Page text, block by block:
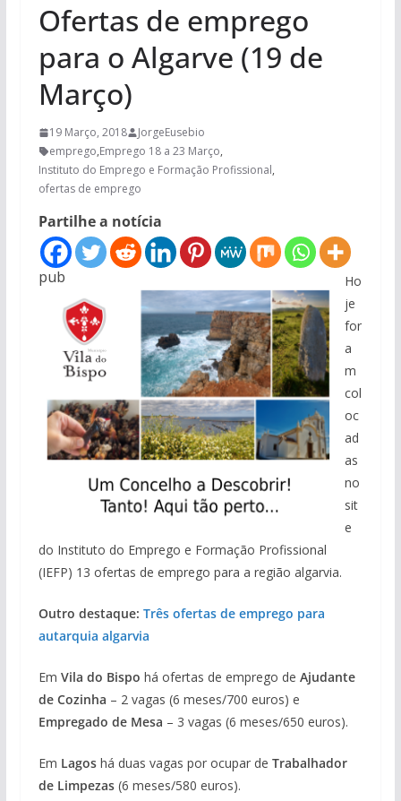
Ofertas de emprego
para o Algarve (19 de
Março)
19 Março, 2018
JorgeEusebio
emprego,Emprego 18 a 23 Março,
Instituto do Emprego e Formação Profissional,
ofertas de emprego
Partilhe a notícia
pub
Ho
je
for
a
m
col
oc
ad
as
no
sit
e
do Instituto do Emprego e Formação Profissional
(IEFP) 13 ofertas de emprego para a região algarvia.
Outro destaque: Três ofertas de emprego para
autarquia algarvia
Em Vila do Bispo há ofertas de emprego de Ajudante
de Cozinha – 2 vagas (6 meses/700 euros) e
Empregado de Mesa – 3 vagas (6 meses/650 euros).
Em Lagoshá duas vagas por ocupar de Trabalhador
de Limpezas(6 meses/580 euros).